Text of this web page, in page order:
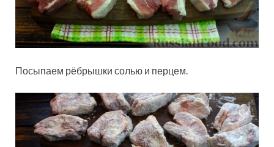
Посыпаем рёбрышки солью и перцем.